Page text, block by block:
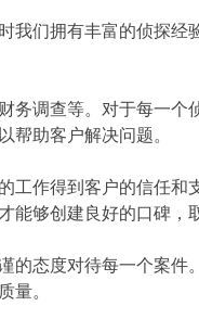
们拥有丰富的侦探
调查等。对于每一
帮助客户解决问题。
作得到客户的信任
够创建良好的口碑，
态度对待每一个案
量。